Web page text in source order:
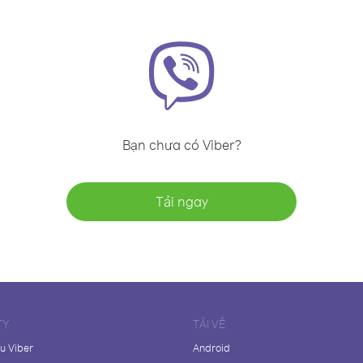
Bạn chưa có Viber?
Tải ngay
Viber
TẢI VỀ
Android